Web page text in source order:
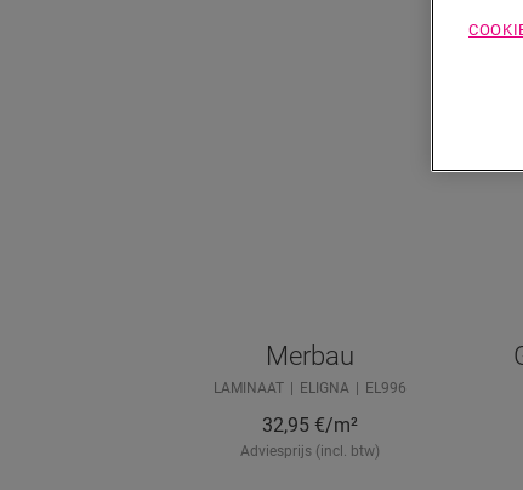
Merbau
LAMINAAT ELIGNA EL996
32,95 €/m²
Adviesprijs (incl. btw)